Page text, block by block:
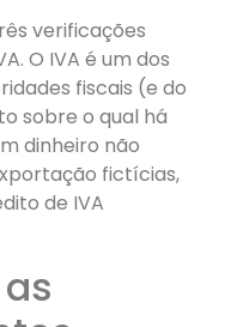
verificações
O IVA é um dos
fiscais (e do
sobre o qual há
dinheiro não
fictícias,
de IVA